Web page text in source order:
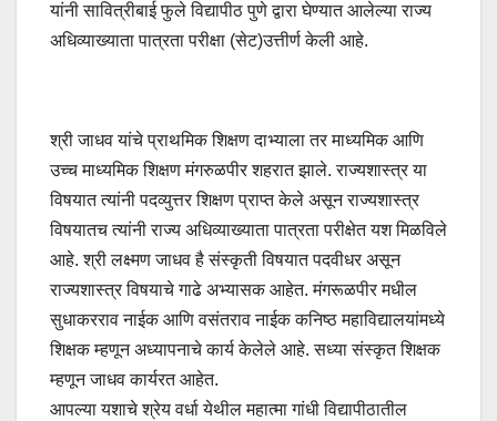
यांनी सावित्रीबाई फुले विद्यापीठ पुणे द्वारा घेण्यात आलेल्या राज्य
अधिव्याख्याता पात्रता परीक्षा (सेट)उत्तीर्ण केली आहे.
श्री जाधव यांचे प्राथमिक शिक्षण दाभ्याला तर माध्यमिक आणि
उच्च माध्यमिक शिक्षण मंगरुळपीर शहरात झाले. राज्यशास्त्र या
विषयात त्यांनी पदव्युत्तर शिक्षण प्राप्त केले असून राज्यशास्त्र
विषयातच त्यांनी राज्य अधिव्याख्याता पात्रता परीक्षेत यश मिळविले
आहे. श्री लक्ष्मण जाधव है संस्कृती विषयात पदवीधर असून
राज्यशास्त्र विषयाचे गाढे अभ्यासक आहेत. मंगरूळपीर मधील
सुधाकरराव नाईक आणि वसंतराव नाईक कनिष्ठ महाविद्यालयांमध्ये
शिक्षक म्हणून अध्यापनाचे कार्य केलेले आहे. सध्या संस्कृत शिक्षक
म्हणून जाधव कार्यरत आहेत.
आपल्या यशाचे श्रेय वर्धा येथील महात्मा गांधी विद्यापीठातील